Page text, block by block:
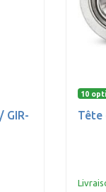
GIR-
10
Tête